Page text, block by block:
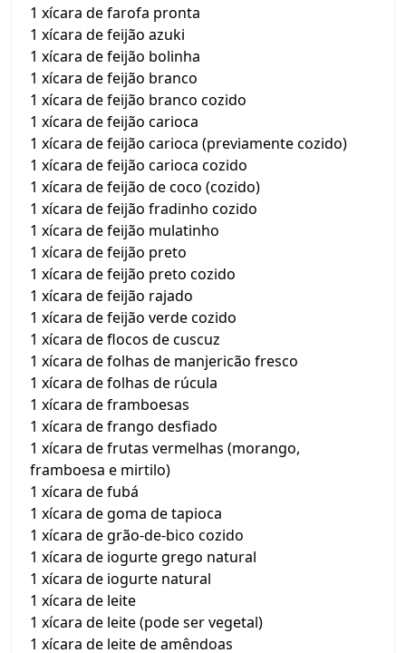
1 xícara de farofa pronta
1 xícara de feijão azuki
1 xícara de feijão bolinha
1 xícara de feijão branco
1 xícara de feijão branco cozido
1 xícara de feijão carioca
1 xícara de feijão carioca (previamente cozido)
1 xícara de feijão carioca cozido
1 xícara de feijão de coco (cozido)
1 xícara de feijão fradinho cozido
1 xícara de feijão mulatinho
1 xícara de feijão preto
1 xícara de feijão preto cozido
1 xícara de feijão rajado
1 xícara de feijão verde cozido
1 xícara de flocos de cuscuz
1 xícara de folhas de manjericão fresco
1 xícara de folhas de rúcula
1 xícara de framboesas
1 xícara de frango desfiado
1 xícara de frutas vermelhas (morango,
framboesa e mirtilo)
1 xícara de fubá
1 xícara de goma de tapioca
1 xícara de grão-de-bico cozido
1 xícara de iogurte grego natural
1 xícara de iogurte natural
1 xícara de leite
1 xícara de leite (pode ser vegetal)
1 xícara de leite de amêndoas